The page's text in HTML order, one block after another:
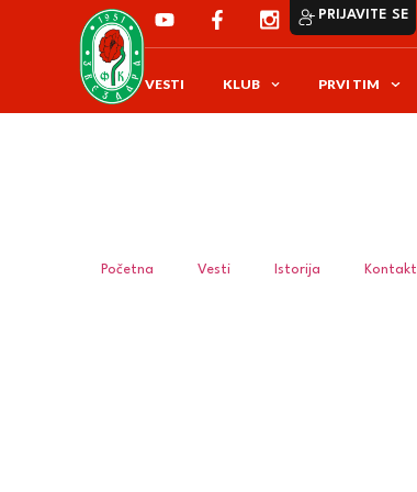
PRIJAVITE SE
VESTI KLUB PRVI TIM
Početna Vesti Istorija Kontakt